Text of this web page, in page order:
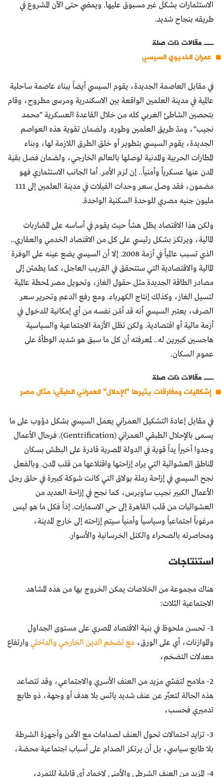
الاستثمارات بشكل غير مسبوق عليها. ويمضي حتى الآن المشروع في
طريقه بنجاح شديد.
مقالات ذات صلة
عمران الخديوي السيسي
في مقابل العاصمة الجديدة، يقوم السيسي أيضاً ببناء عاصمة ساحلية
عالمية في مدينة العلمين الواقعة بين الاسكندرية ومرسى مطروح، وقام
بتحصين الشاطئ الغربي كله من خلال القاعدة العسكرية "محمد
نجيب"، ومدّ طريق العلمين وطوره. ولضمان تقوية هذه العواصم
الجديدة، يقوم السيسي بتطوير أو خلق الطرق اللازمة لها، وبناء
المطارات الحربية والمدنية لوصلها بالعالم الخارجي، ولضمان فصل بقية
المدن عنها عسكرياً وأمنياً.. إن لزم الأمر. أما الجانب الاستثماري فهو
مضمون، فقد وصل سعر وحدات الفيلات في مدينة العلمين إلى 111
مليون جنيه مصري للوحدة السكنية الواحدة.
ولكن هذا الاقتصاد يظل هشاً حيث يقوم في أساسه على المضاربات
المالية، ويرتكز بشكل رئيسي على كل من الاقتصاد الخدمي والعقاري..
الذي تسبب عالمياً في أزمة 2008. إلا أن السيسي يضع عينه على الوفرة
المالية والاقتصادية التي ستتحقق في القريب العاجل، كما يطمئن إلى
مصادر الطاقة الجديدة مثل حقول الغاز، وتحويل مصر لمحطة عالمية
لتسيل الغاز، وكذلك إنتاج الكهرباء. ومع رفع الدعم وتحرير سعر
الصرف، يعتبر السيسي أنه قد أمّن نفسه من أي إمكانية للدخول في
أزمة مالية أو اقتصادية. ولكن تظل الأزمة الاجتماعية والسياسية
هاجسين كبيرين له.. لمعرفته أن كل ما سبق هو شديد الوطأة على
عموم السكان.
مقالات ذات صلة
إشكاليات ومفارقات يثيرها "الإحلال" العمراني الطبقي: مثال مصر
في مقابل إعادة التشكيل العمراني يعمل السيسي بشكل دؤوب على ما
يسمى بالإحلال الطبقي العمراني (Gentrification). فرجال الأعمال
وجدوا أخيراً يداً قوية في الدولة المصرية قادرة على البطش بسكان
المناطق العشوائية التي يراد إزاحتها واقتلاعها من قلب المدن. وبالفعل
نجح السيسي في إزاحة رملة بولاق التي كانت شوكة كبيرة في حلق رجل
الأعمال الكبير نجيب ساويرس، كما نجح في إزاحة العديد من
العشوائيات من قلب القاهرة إلى حي الاسمارات. إذاً فكل ما هو ليس
مرغوباً اجتماعياً وسياسياً وأمنياً سيتم إزاحته إلى خارج المدينة،
ومحاصرته بالصحراء والكتل الخرسانية والأسوار.
استنتاجات
هناك مجموعة من الخلاصات يمكن الخروج بها من هذه المشاهد
الاجتماعية الثلاث:
1- تحسن ملحوظ في بنية الاقتصاد المصري على مستوى الجداول
والموازنات، أي على الورق، مع تضخم الدين الخارجي والداخلي وارتفاع
معدلات التضخم،
2- ملامح لتفشي مزيد من العنف الأسري والاجتماعي، وقد تتصاعد
هذه الحالة لتعبِّر عن عنف شديد يائس بلا هدف أو وجهة، ذو طابع
تدميري فحسب،
3- تزايد احتمالات تحول العنف لصدامات مع الأمن وأجهزة الشرطة
بلا طابع سياسي، بل أن يرتكز الصدام على أسباب اجتماعية محضة،
4- المزيد من العنف الشرطي والأمني لإخماد أي قابلية للتمرد،